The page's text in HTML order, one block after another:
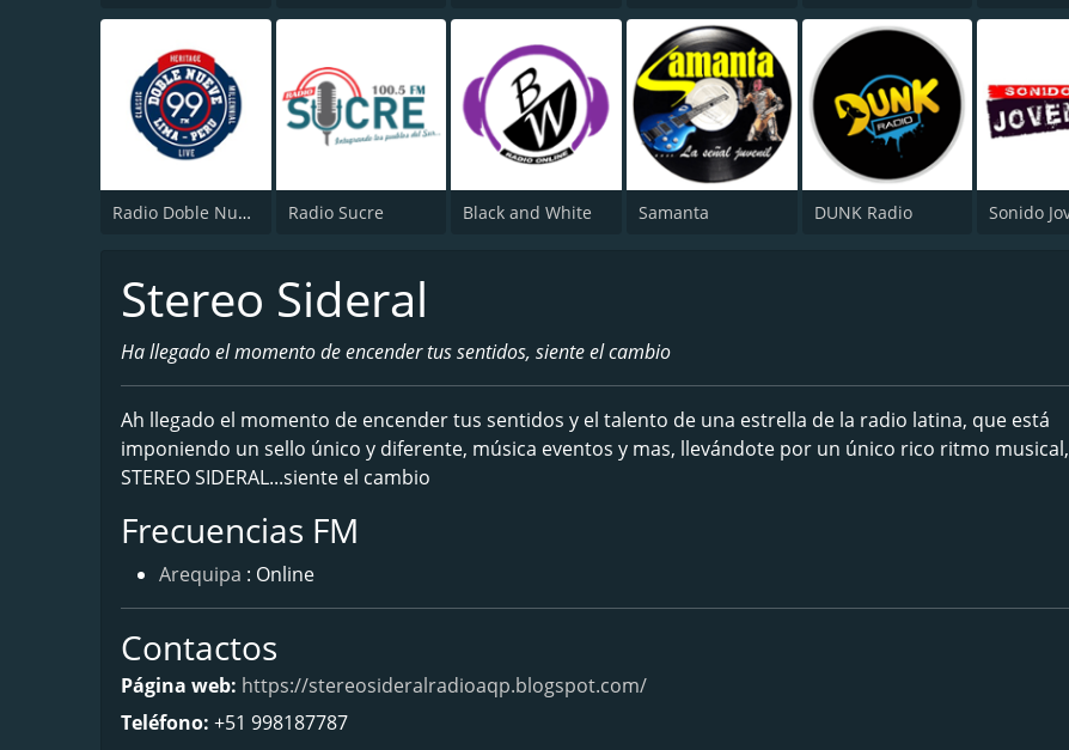
Radio Doble Nueve - Heritage Radio Sucre Black and White Samanta DUNK Radio
Stereo Sideral
Ha llegado el momento de encender tus sentidos, siente el cambio
Ah llegado el momento de encender tus sentidos y el talento de una estrella de la radio latina, que está
imponiendo un sello único y diferente, música eventos y mas, llevándote por un único rico ritmo musical,
STEREO SIDERAL...siente el cambio
Frecuencias FM
Arequipa : Online
Contactos
Página web: https://stereosideralradioaqp.blogspot.com/
Teléfono: +51 998187787